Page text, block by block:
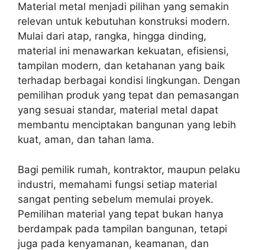
Material metal menjadi pilihan yang semakin
relevan untuk kebutuhan konstruksi modern.
Mulai dari atap, rangka, hingga dinding,
material ini menawarkan kekuatan, efisiensi,
tampilan modern, dan ketahanan yang baik
terhadap berbagai kondisi lingkungan. Dengan
pemilihan produk yang tepat dan pemasangan
yang sesuai standar, material metal dapat
membantu menciptakan bangunan yang lebih
kuat, aman, dan tahan lama.
Bagi pemilik rumah, kontraktor, maupun pelaku
industri, memahami fungsi setiap material
sangat penting sebelum memulai proyek.
Pemilihan material yang tepat bukan hanya
berdampak pada tampilan bangunan, tetapi
juga pada kenyamanan, keamanan, dan